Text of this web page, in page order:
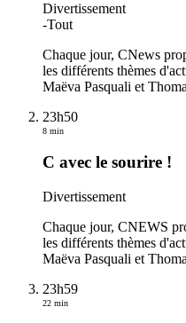
Divertissement
-Tout
Chaque jour, CNews
les différents thèmes
Maëva Pasquali et
23h50
8 min
C avec le sourire !
Divertissement
Chaque jour, CNEWS
les différents thèmes
Maëva Pasquali et
23h59
22 min